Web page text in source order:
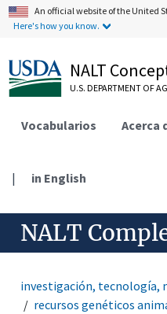
An official website of the United
Here's how you know.
NALT
U.S. DEPARTMENT OF
Vocabularios Acerca
| in English
NALT
investigación, tecnología,
recursos genéticos